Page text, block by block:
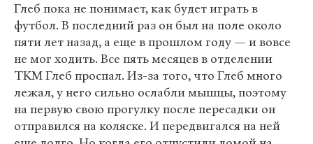
Глеб пока не понимает, как будет играть в
футбол. В последний раз он был на поле около
пяти лет назад, а еще в прошлом году — и вовсе
не мог ходить. Все пять месяцев в отделении
ТКМ Глеб проспал. Из-за того, что Глеб много
лежал, у него сильно ослабли мышцы, поэтому
на первую свою прогулку после пересадки он
отправился на коляске. И передвигался на ней